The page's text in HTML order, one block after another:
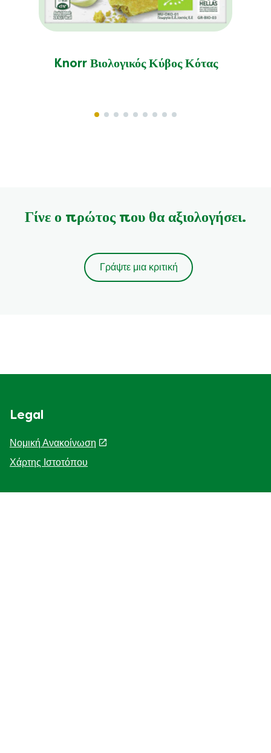
Knorr Βιολογικός Κύβος Κότας
Γίνε ο πρώτος που θα αξιολογήσει.
Γράψτε μια κριτική
Legal
Νομική Ανακοίνωση
Χάρτης Ιστοτόπου